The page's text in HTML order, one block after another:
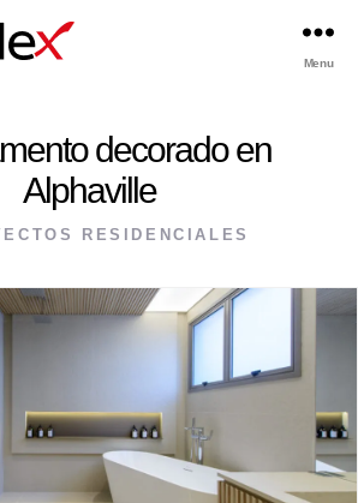
Menu
decorado en
Alphaville
Categories
RESIDENCIALES